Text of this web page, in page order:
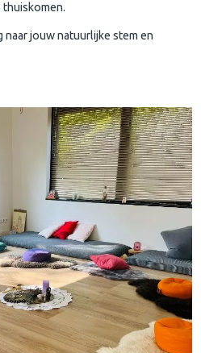
thuiskomen.
naar jouw natuurlijke stem en